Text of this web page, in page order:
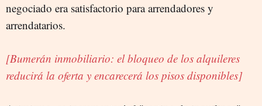
negociado era satisfactorio para arrendadores y
arrendatarios.
[Bumerán inmobiliario: el bloqueo de los alquileres
reducirá la oferta y encarecerá los pisos disponibles]